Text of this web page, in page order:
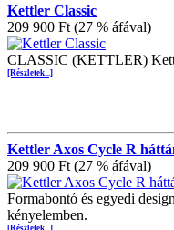
Kettler Classic
209 900 Ft (27 % áfával)
CLASSIC (KETTLER)
[Részletek...]
Kettler Axos Cycle R
209 900 Ft (27 % áfával)
Formabontó és egyedi
kényelemben.